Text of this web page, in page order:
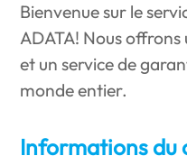
Bienvenue sur le
ADATA! Nous
et un service de
monde entier.
Informations du